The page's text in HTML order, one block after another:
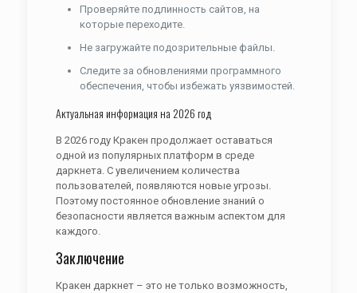
Проверяйте подлинность сайтов, на
которые переходите.
Не загружайте подозрительные файлы.
Следите за обновлениями программного
обеспечения, чтобы избежать уязвимостей.
Актуальная информация на 2026 год
В 2026 году Кракен продолжает оставаться
одной из популярных платформ в среде
даркнета. С увеличением количества
пользователей, появляются новые угрозы.
Поэтому постоянное обновление знаний о
безопасности является важным аспектом для
каждого.
Заключение
Кракен даркнет – это не только возможность,